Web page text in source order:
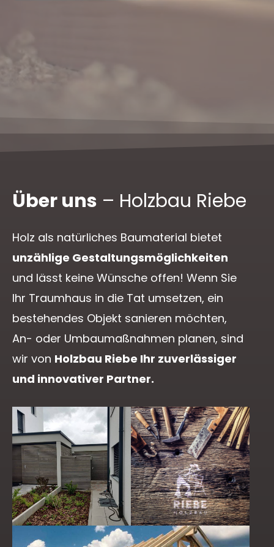
Über uns – Holzbau Riebe
Holz als natürliches Baumaterial bietet
unzählige Gestaltungsmöglichkeiten
und lässt keine Wünsche offen! Wenn Sie
Ihr Traumhaus in die Tat umsetzen, ein
bestehendes Objekt sanieren möchten,
An- oder Umbaumaßnahmen planen, sind
wir von Holzbau Riebe Ihr zuverlässiger
und innovativer Partner.